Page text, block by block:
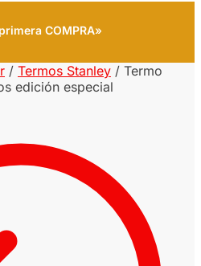
COMPRA»
/ Termos Stanley / Termo
edición especial